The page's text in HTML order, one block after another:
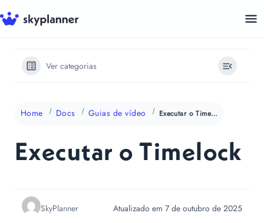
Pular
para
conteúdoVer categorias
Home Docs Guias de vídeo Executar o Timelock
Executar o Timelock
SkyPlanner Atualizado em 7 de outubro de 2025